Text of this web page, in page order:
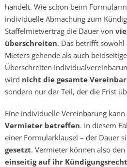
handelt. Wie schon beim
individuelle Abmachung zum
Staffelmietvertrag die Dauer von
überschreiten. Das betrifft sowohl
Mieters gehende als auch
Überschreiten
wird nicht die gesamte
sondern nur der Teil, der die Frist
Eine individuelle Vereinbarung kann
Vermieter betreffen. In diesem
einer Formularklausel – der Dauer
gesetzt. Vermieter können also
einseitig auf ihr